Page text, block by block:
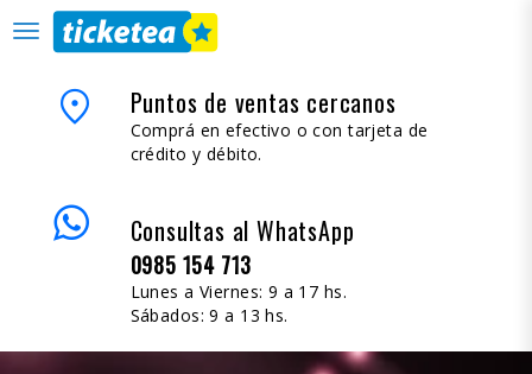
desplegar
navegación
place Puntos de ventas cercanos
Comprá en efectivo o con tarjeta de
crédito y débito.
Consultas al WhatsApp
0985 154 713
Lunes a Viernes: 9 a 17 hs.
Sábados: 9 a 13 hs.